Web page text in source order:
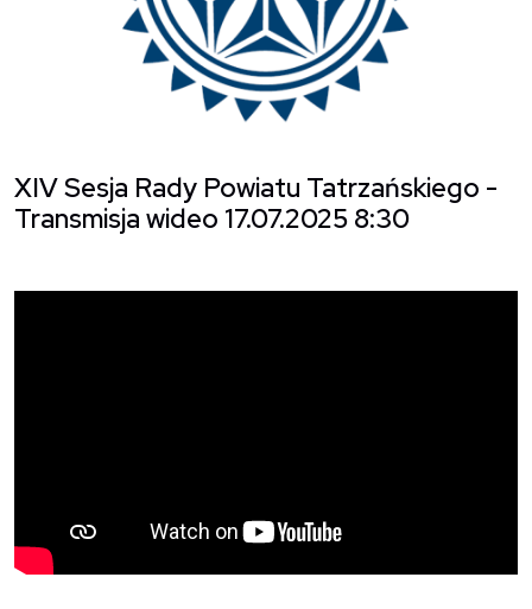
XIV Sesja Rady Powiatu Tatrzańskiego -
Transmisja wideo 17.07.2025 8:30